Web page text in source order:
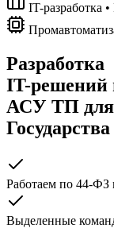
IT-разработка
Разработка
IT-решений
АСУ ТП для
Работаем по 44-
Выделенные